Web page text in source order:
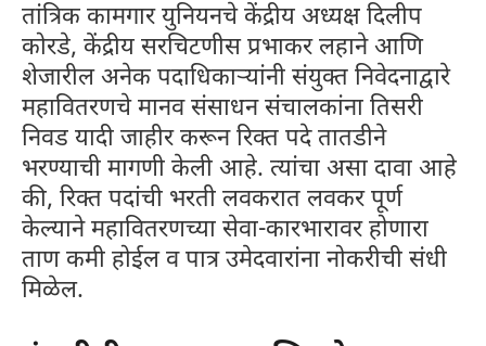
तांत्रिक कामगार युनियनचे केंद्रीय अध्यक्ष दिलीप
कोरडे, केंद्रीय सरचिटणीस प्रभाकर लहाने आणि
शेजारील अनेक पदाधिकार्‍यांनी संयुक्त निवेदनाद्वारे
महावितरणचे मानव संसाधन संचालकांना तिसरी
निवड यादी जाहीर करून रिक्त पदे तातडीने
भरण्याची मागणी केली आहे. त्यांचा असा दावा आहे
की, रिक्त पदांची भरती लवकरात लवकर पूर्ण
केल्याने महावितरणच्या सेवा-कारभारावर होणारा
ताण कमी होईल व पात्र उमेदवारांना नोकरीची संधी
मिळेल.